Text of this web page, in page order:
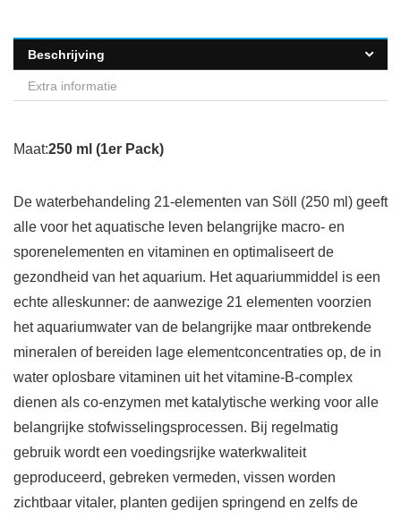
Beschrijving
Extra informatie
Maat:250 ml (1er Pack)
De waterbehandeling 21-elementen van Söll (250 ml) geeft
alle voor het aquatische leven belangrijke macro- en
sporenelementen en vitaminen en optimaliseert de
gezondheid van het aquarium. Het aquariummiddel is een
echte alleskunner: de aanwezige 21 elementen voorzien
het aquariumwater van de belangrijke maar ontbrekende
mineralen of bereiden lage elementconcentraties op, de in
water oplosbare vitaminen uit het vitamine-B-complex
dienen als co-enzymen met katalytische werking voor alle
belangrijke stofwisselingsprocessen. Bij regelmatig
gebruik wordt een voedingsrijke waterkwaliteit
geproduceerd, gebreken vermeden, vissen worden
zichtbaar vitaler, planten gedijen springend en zelfs de